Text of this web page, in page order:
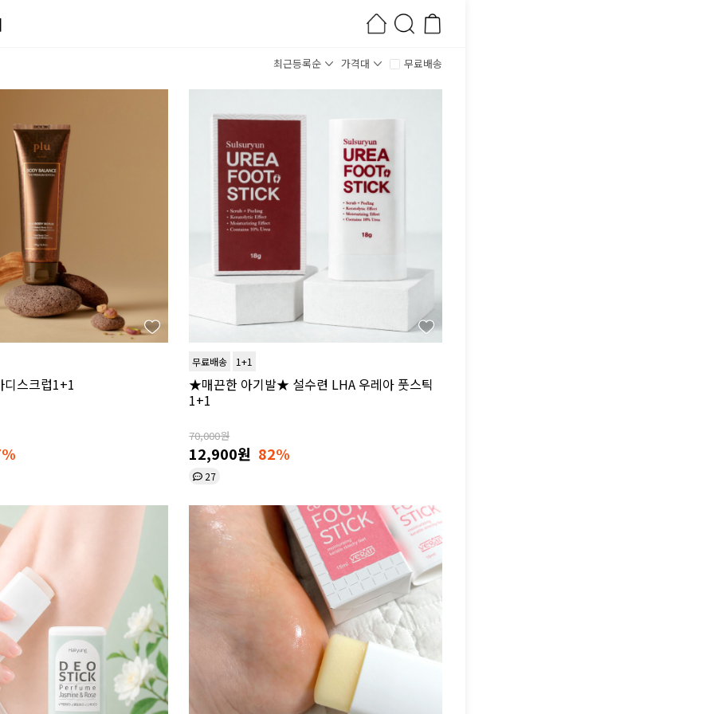
최근등록순 가격대 무료배송
디스크럽1+1
무료배송 1+1
★매끈한 아기발★ 설수련 LHA 우레아 풋스틱
1+1
70,000원
12,900원 82%
27